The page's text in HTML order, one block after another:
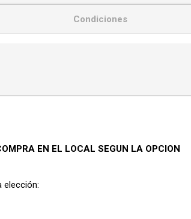
Condiciones
EN EL LOCAL SEGUN LA OPCION
elección: